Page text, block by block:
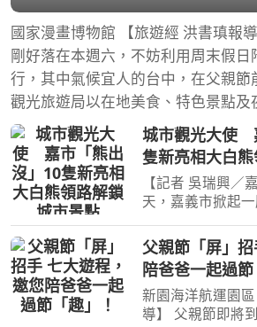
國家漫畫博物館 【旅遊經 洪書瑱報
剛好落在本週六，不妨利用周末假日
行，其中氣候宜人的台中，在父親節
觀光旅遊局以在地美食、特色景點及
城市觀光大使
隻新亮相大白
【記者 吳瑞興／
天，嘉義市掀起
SMART經典繪本
熊」，化身最萌
嘉義市各大景點。
父親節「屏」
陪爸爸一起過節
新園海洋航運園
導】 父親節即將